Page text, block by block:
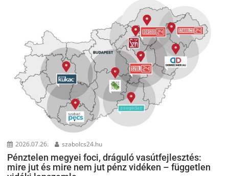
2026.07.26. szabolcs24.hu
Pénztelen megyei foci, dráguló vasútfejlesztés:
mire jut és mire nem jut pénz vidéken – független